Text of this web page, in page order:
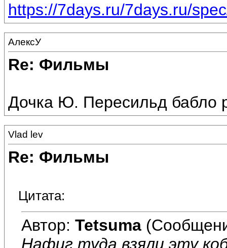
https://7days.ru/7days.ru/
АлексУ
Re: Фильмы
Дочка Ю. Пересильд бабло
Vlad lev
Re: Фильмы
Цитата:
Автор: Tetsuma
Нафиг туда взяли эту